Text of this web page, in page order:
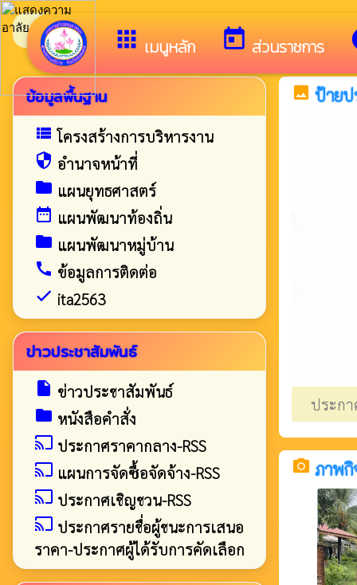
apps เมนูหลัก today ส่วนราชการ
ยินดีต้อนรับสู่เว็บไซต์ของ เทศบาลตำบลหนองสนม
ข้อมูลพื้นฐาน
view_list โครงสร้างการบริหารงาน
security อำนาจหน้าที่
folder แผนยุทธศาสตร์
date_range แผนพัฒนาท้องถิ่น
folder แผนพัฒนาหมู่บ้าน
call ข้อมูลการติดต่อ
check ita2563
ข่าวประชาสัมพันธ์
insert_drive_file ข่าวประชาสัมพันธ์
folder หนังสือคำสั่ง
cast ประกาศราคากลาง-RSS
cast แผนการจัดซื้อจัดจ้าง-RSS
cast ประกาศเชิญชวน-RSS
cast ประกาศรายชื่อผู้ชนะการเสนอ
ราคา-ประกาศผู้ได้รับการคัดเลือก
image ป้ายป
ประก
camera_alt ภาพกิ